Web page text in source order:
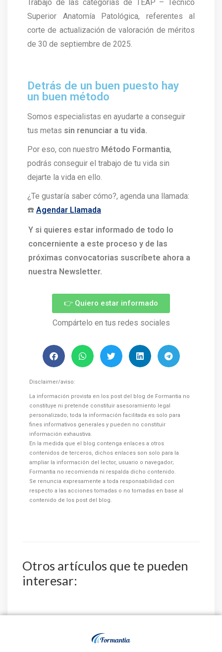
Trabajo de las categorías de TEAP – Técnico
Superior Anatomía Patológica, referentes al
corte de actualización de valoración de méritos
de 30 de septiembre de 2025.
Detrás de un buen puesto hay
un buen método
Somos especialistas en ayudarte a conseguir
tus metas sin renunciar a tu vida.
Por eso, con nuestro Método Formantia,
podrás conseguir el trabajo de tu vida sin
dejarte la vida en ello.
¿Te gustaría saber cómo?, agenda una llamada:
☎️ Agendar Llamada
Y si quieres estar informado de todo lo
concerniente a este proceso y de las
próximas convocatorias suscríbete ahora a
nuestra Newsletter.
👉 Quiero estar informado
Compártelo en tus redes sociales
Disclaimer/aviso:
La información provista en los post del blog de Formantia no
constituye ni pretende constituir asesoramiento legal
personalizado; toda la información facilitada es solo para
fines informativos generales y pueden no constituir
información exhaustiva.
En la medida que el blog contenga enlaces a otros
contenidos de terceros, dichos enlaces son solo para la
ampliar la información del lector, usuario o navegador;
Formantia no recomienda ni respalda dicho contenido.
Se renuncia expresamente a toda responsabilidad con
respecto a las acciones tomadas o no tomadas en base al
contenido de los post del blog.
Otros artículos que te pueden
interesar:
Técnico Superior